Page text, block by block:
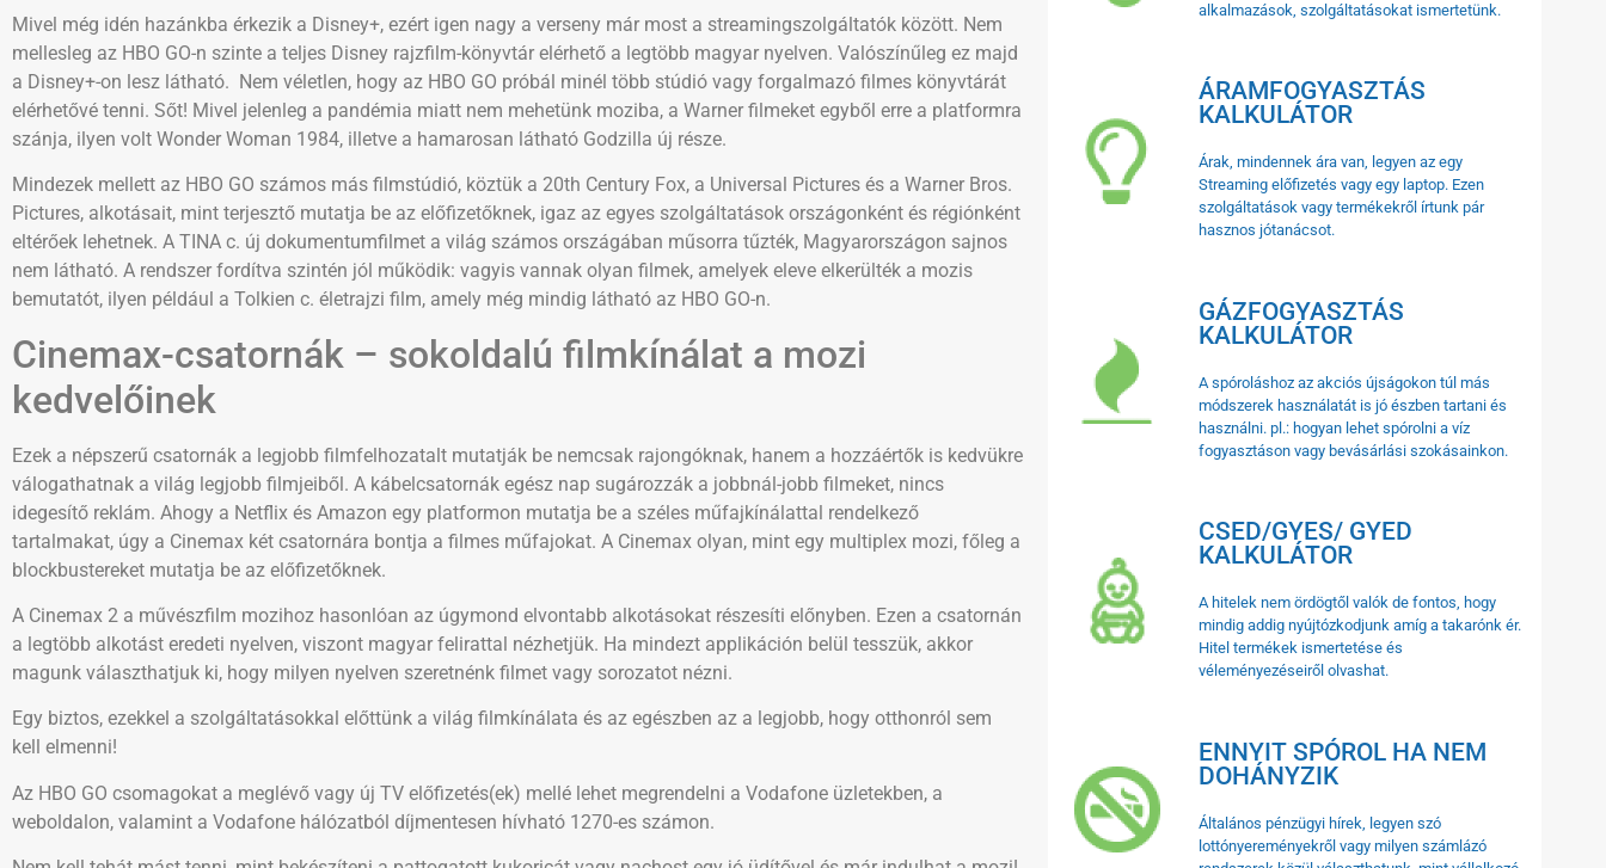
Mivel még idén hazánkba érkezik a Disney+, ezért igen nagy a verseny már most a streamingszolgáltatók között. Nem
mellesleg az HBO GO-n szinte a teljes Disney rajzfilm-könyvtár elérhető a legtöbb magyar nyelven. Valószínűleg ez majd
a Disney+-on lesz látható. Nem véletlen, hogy az HBO GO próbál minél több stúdió vagy forgalmazó filmes könyvtárát
elérhetővé tenni. Sőt! Mivel jelenleg a pandémia miatt nem mehetünk moziba, a Warner filmeket egyből erre a platformra
szánja, ilyen volt Wonder Woman 1984, illetve a hamarosan látható Godzilla új része.
Mindezek mellett az HBO GO számos más filmstúdió, köztük a 20th Century Fox, a Universal Pictures és a Warner Bros.
Pictures, alkotásait, mint terjesztő mutatja be az előfizetőknek, igaz az egyes szolgáltatások országonként és régiónként
eltérőek lehetnek. A TINA c. új dokumentumfilmet a világ számos országában műsorra tűzték, Magyarországon sajnos
nem látható. A rendszer fordítva szintén jól működik: vagyis vannak olyan filmek, amelyek eleve elkerülték a mozis
bemutatót, ilyen például a Tolkien c. életrajzi film, amely még mindig látható az HBO GO-n.
Cinemax-csatornák – sokoldalú filmkínálat a mozi
kedvelőinek
Ezek a népszerű csatornák a legjobb filmfelhozatalt mutatják be nemcsak rajongóknak, hanem a hozzáértők is kedvükre
válogathatnak a világ legjobb filmjeiből. A kábelcsatornák egész nap sugározzák a jobbnál-jobb filmeket, nincs
idegesítő reklám. Ahogy a Netflix és Amazon egy platformon mutatja be a széles műfajkínálattal rendelkező
tartalmakat, úgy a Cinemax két csatornára bontja a filmes műfajokat. A Cinemax olyan, mint egy multiplex mozi, főleg a
blockbustereket mutatja be az előfizetőknek.
A Cinemax 2 a művészfilm mozihoz hasonlóan az úgymond elvontabb alkotásokat részesíti előnyben. Ezen a csatornán
a legtöbb alkotást eredeti nyelven, viszont magyar felirattal nézhetjük. Ha mindezt applikáción belül tesszük, akkor
magunk választhatjuk ki, hogy milyen nyelven szeretnénk filmet vagy sorozatot nézni.
Egy biztos, ezekkel a szolgáltatásokkal előttünk a világ filmkínálata és az egészben az a legjobb, hogy otthonról sem
kell elmenni!
Az HBO GO csomagokat a meglévő vagy új TV előfizetés(ek) mellé lehet megrendelni a Vodafone üzletekben, a
weboldalon, valamint a Vodafone hálózatból díjmentesen hívható 1270-es számon.
alkalmazások, szolgáltatásokat ismertetünk.
ÁRAMFOGYASZTÁS
KALKULÁTOR
Árak, mindennek ára van, legyen az egy
Streaming előfizetés vagy egy laptop. Ezen
szolgáltatások vagy termékekről írtunk pár
hasznos jótanácsot.
GÁZFOGYASZTÁS
KALKULÁTOR
A spóroláshoz az akciós újságokon túl más
módszerek használatát is jó észben tartani és
használni. pl.: hogyan lehet spórolni a víz
fogyasztáson vagy bevásárlási szokásainkon.
CSED/GYES/ GYED
KALKULÁTOR
A hitelek nem ördögtől valók de fontos, hogy
mindig addig nyújtózkodjunk amíg a takarónk ér.
Hitel termékek ismertetése és
véleményezéseiről olvashat.
ENNYIT SPÓROL HA NEM
DOHÁNYZIK
Általános pénzügyi hírek, legyen szó
lottónyereményekről vagy milyen számlázó